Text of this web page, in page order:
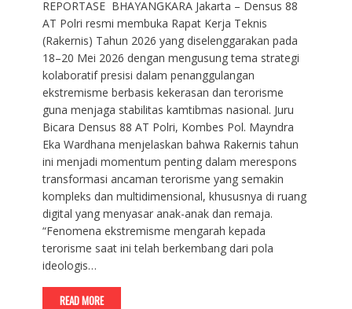
REPORTASE BHAYANGKARA Jakarta – Densus 88
AT Polri resmi membuka Rapat Kerja Teknis
(Rakernis) Tahun 2026 yang diselenggarakan pada
18–20 Mei 2026 dengan mengusung tema strategi
kolaboratif presisi dalam penanggulangan
ekstremisme berbasis kekerasan dan terorisme
guna menjaga stabilitas kamtibmas nasional. Juru
Bicara Densus 88 AT Polri, Kombes Pol. Mayndra
Eka Wardhana menjelaskan bahwa Rakernis tahun
ini menjadi momentum penting dalam merespons
transformasi ancaman terorisme yang semakin
kompleks dan multidimensional, khususnya di ruang
digital yang menyasar anak-anak dan remaja.
“Fenomena ekstremisme mengarah kepada
terorisme saat ini telah berkembang dari pola
ideologis…
READ MORE